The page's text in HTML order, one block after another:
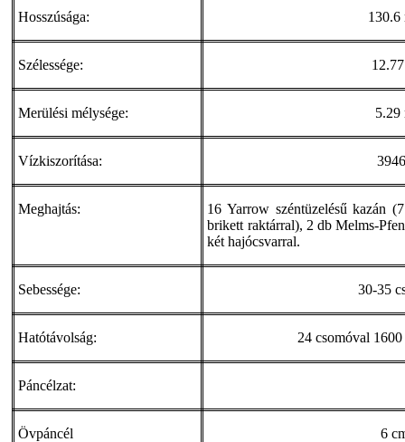
Hosszúsága: 130.6
Szélessége:
Merülési mélysége: 5.29
Vízkiszorítása:
Meghajtás:
16 Yarrow széntüzelésű kazán
brikett raktárral), 2 db Melms-
két hajócsvarral.
Sebessége: 30-35
Hatótávolság: 24 csomóval
Páncélzat:
Övpáncél 6